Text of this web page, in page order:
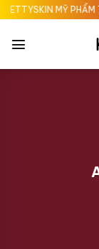
Chuyển
đến
nội
MỸ PHẨM